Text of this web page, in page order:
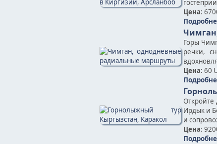
Цена:
Горы
речки,
Цена: 60
Откройте
Ирдык и
и
Цена: